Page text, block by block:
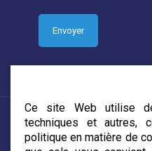
Ce site Web utilise
techniques et autres,
politique en matière de